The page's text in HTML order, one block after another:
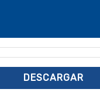
DESCARGAR